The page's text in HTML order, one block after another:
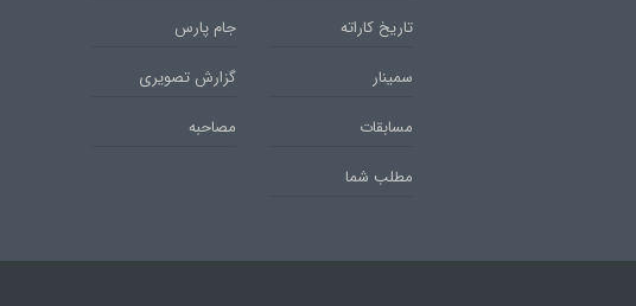
تاریخ کاراته
جام پارس
سمینار
گزارش تصویری
مسابقات
مصاحبه
مطلب شما